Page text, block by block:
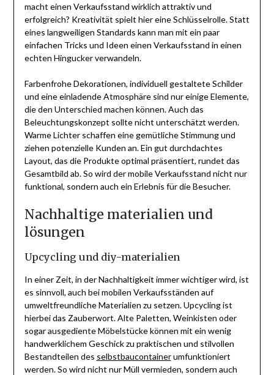
macht einen Verkaufsstand wirklich attraktiv und
erfolgreich? Kreativität spielt hier eine Schlüsselrolle. Statt
eines langweiligen Standards kann man mit ein paar
einfachen Tricks und Ideen einen Verkaufsstand in einen
echten Hingucker verwandeln.
Farbenfrohe Dekorationen, individuell gestaltete Schilder
und eine einladende Atmosphäre sind nur einige Elemente,
die den Unterschied machen können. Auch das
Beleuchtungskonzept sollte nicht unterschätzt werden.
Warme Lichter schaffen eine gemütliche Stimmung und
ziehen potenzielle Kunden an. Ein gut durchdachtes
Layout, das die Produkte optimal präsentiert, rundet das
Gesamtbild ab. So wird der mobile Verkaufsstand nicht nur
funktional, sondern auch ein Erlebnis für die Besucher.
Nachhaltige materialien und
lösungen
Upcycling und diy-materialien
In einer Zeit, in der Nachhaltigkeit immer wichtiger wird, ist
es sinnvoll, auch bei mobilen Verkaufsständen auf
umweltfreundliche Materialien zu setzen. Upcycling ist
hierbei das Zauberwort. Alte Paletten, Weinkisten oder
sogar ausgediente Möbelstücke können mit ein wenig
handwerklichem Geschick zu praktischen und stilvollen
Bestandteilen des selbstbaucontainerumfunktioniert
werden. So wird nicht nur Müll vermieden, sondern auch